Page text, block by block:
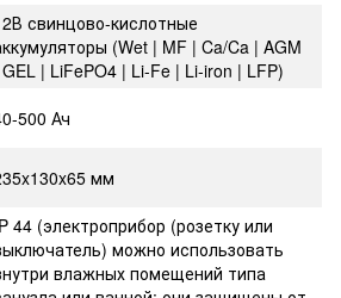
свинцово-кислотные
(Wet | MF | Ca/Ca | AGM
| LiFePO4 | Li-Fe | Li-iron | LFP)
500 Ач
мм
44 (электроприбор (розетку или
можно использовать
влажных помещений типа